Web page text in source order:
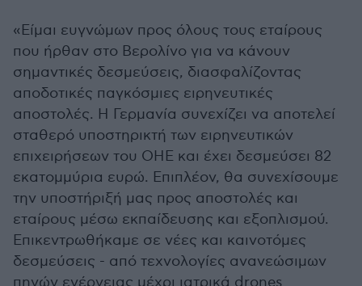
«Είμαι ευγνώμων προς όλους τους εταίρους
που ήρθαν στο Βερολίνο για να κάνουν
σημαντικές δεσμεύσεις, διασφαλίζοντας
αποδοτικές παγκόσμιες ειρηνευτικές
αποστολές. Η Γερμανία συνεχίζει να αποτελεί
σταθερό υποστηρικτή των ειρηνευτικών
επιχειρήσεων του ΟΗΕ και έχει δεσμεύσει 82
εκατομμύρια ευρώ. Επιπλέον, θα συνεχίσουμε
την υποστήριξή μας προς αποστολές και
εταίρους μέσω εκπαίδευσης και εξοπλισμού.
Επικεντρωθήκαμε σε νέες και καινοτόμες
δεσμεύσεις - από τεχνολογίες ανανεώσιμων
πηγών ενέργειας μέχρι ιατρικά drones